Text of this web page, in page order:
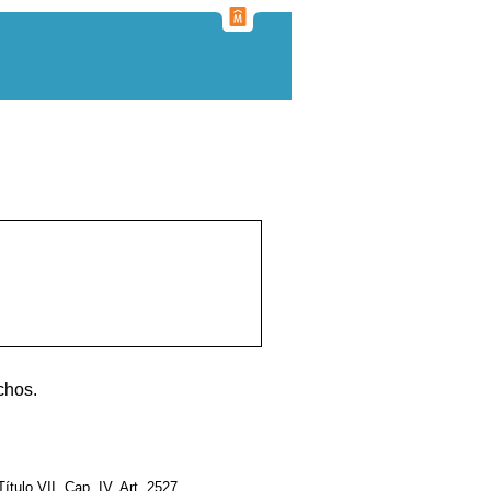
VII, Cap. IV, Art. 2527